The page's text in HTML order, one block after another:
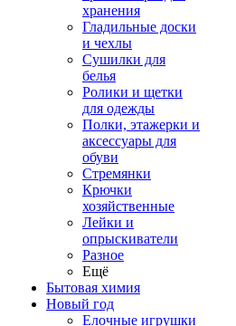
хранения
Гладильные доски
и чехлы
Сушилки для
белья
Ролики и щетки
для одежды
Полки, этажерки и
аксессуары для
обуви
Стремянки
Крючки
хозяйственные
Лейки и
опрыскиватели
Разное
Ещё
Бытовая химия
Новый год
Елочные игрушки